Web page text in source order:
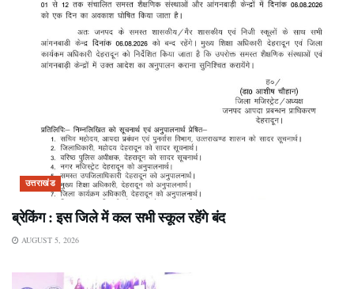
उत्तराखंड
ब्रेकिंग : इस जिले में कल सभी स्कूल रहेंगे बंद
AUGUST 5, 2026